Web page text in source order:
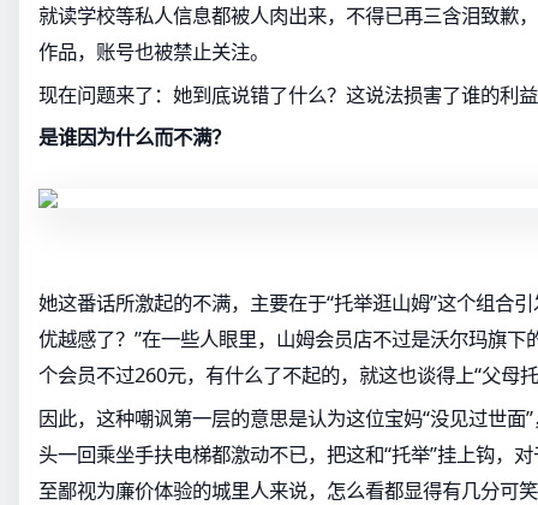
就读学校等私人信息都被人肉出来，不得已再三含泪致歉
作品，账号也被禁止关注。
现在问题来了：她到底说错了什么？这说法损害了谁的利
是谁因为什么而不满？
她这番话所激起的不满，主要在于“托举逛山姆”这个组合
优越感了？”在一些人眼里，山姆会员店不过是沃尔玛旗下
个会员不过260元，有什么了不起的，就这也谈得上“父母
因此，这种嘲讽第一层的意思是认为这位宝妈“没见过世面
头一回乘坐手扶电梯都激动不已，把这和“托举”挂上钩，
至鄙视为廉价体验的城里人来说，怎么看都显得有几分可